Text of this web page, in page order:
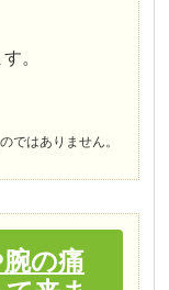
。
ではありません。
腕の痛